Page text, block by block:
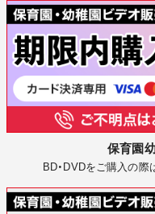
保育園
BD・DVDをご購入の